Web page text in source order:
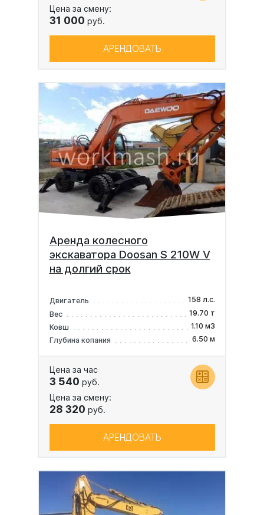
Цена за смену:
31 000 руб.
АРЕНДОВАТЬ
Аренда колесного
экскаватора Doosan S 210W V
на долгий срок
Двигатель
158 л.с.
Вес
19.70 т
Ковш
1.10 м3
Глубина копания
6.50 м
Цена за час
3 540 руб.
Цена за смену:
28 320 руб.
АРЕНДОВАТЬ